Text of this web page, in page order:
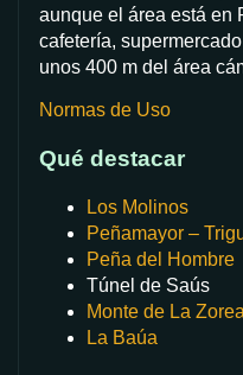
aunque el área está en
cafetería,
unos 400 m del área
Normas de Uso
Qué destacar
Los Molinos
Peñamayor –
Peña del Hombre
Túnel de Saús
Monte de La Zorea
La Baúa